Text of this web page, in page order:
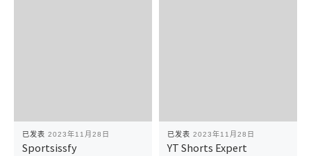
已发表 2023年11月28日
Sportsissfy
已发表 2023年11月28日
YT Shorts Expert